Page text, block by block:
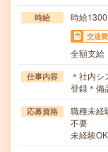
時給 時給
交通費
全額支給
仕事内容
＊社内
登録＊備
応募資格
職種未経
不要
未経験OK